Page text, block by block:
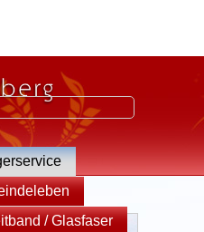
/ Glasfaser